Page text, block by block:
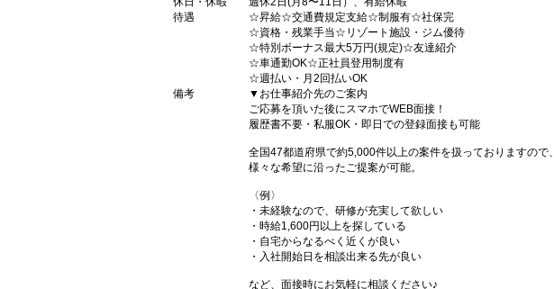
待遇
☆昇給☆交通費規定支給☆制服有☆社保完
☆資格・残業手当☆リゾート施設・ジム優待
☆特別ボーナス最大5万円(規定)☆友達紹介
☆車通勤OK☆正社員登用制度有
☆週払い・月2回払いOK
備考
▼お仕事紹介先のご案内
ご応募を頂いた後にスマホでWEB面接！
履歴書不要・私服OK・即日での登録面接も可能
全国47都道府県で約5,000件以上の案件を扱っておりますので、
様々な希望に沿ったご提案が可能。
〈例〉
・未経験なので、研修が充実して欲しい
・時給1,600円以上を探している
・自宅からなるべく近くが良い
・入社開始日を相談出来る先が良い
など、面接時にお気軽に相談ください♪